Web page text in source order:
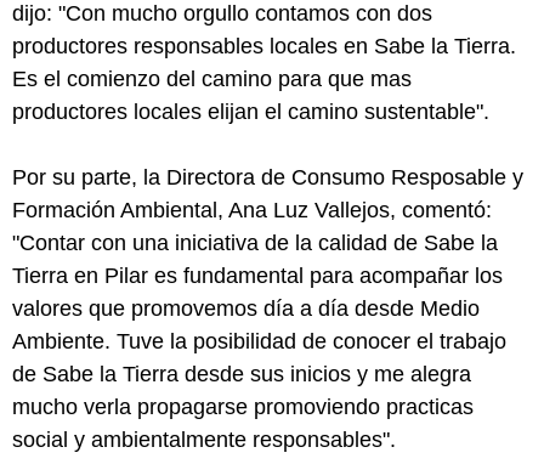
dijo: "Con mucho orgullo contamos con dos
productores responsables locales en Sabe la Tierra.
Es el comienzo del camino para que mas
productores locales elijan el camino sustentable".
Por su parte, la Directora de Consumo Resposable y
Formación Ambiental, Ana Luz Vallejos, comentó:
"Contar con una iniciativa de la calidad de Sabe la
Tierra en Pilar es fundamental para acompañar los
valores que promovemos día a día desde Medio
Ambiente. Tuve la posibilidad de conocer el trabajo
de Sabe la Tierra desde sus inicios y me alegra
mucho verla propagarse promoviendo practicas
social y ambientalmente responsables".